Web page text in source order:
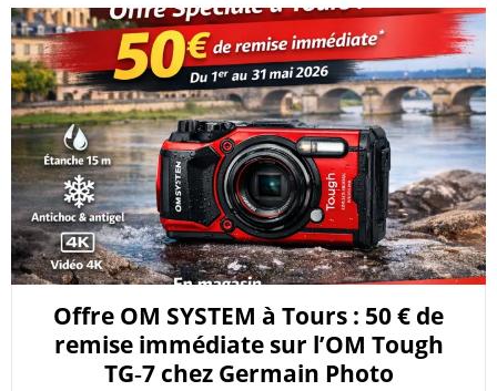
Offre OM SYSTEM à Tours : 50 € de
remise immédiate sur l’OM Tough
TG‑7 chez Germain Photo